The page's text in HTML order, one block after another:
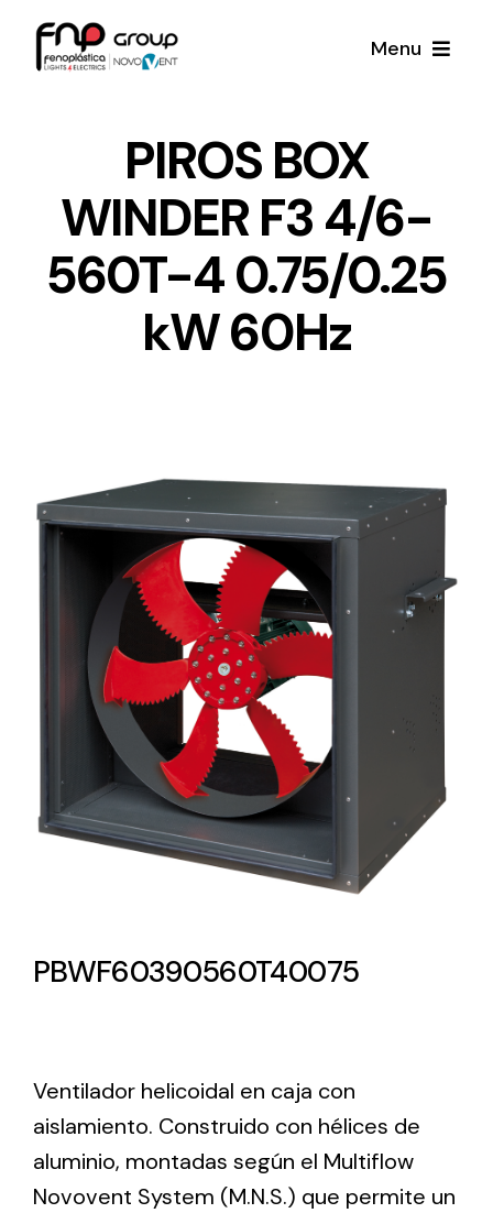
Menu
Iluminación y Material Eléctrico
Lighting and Electrical
Equipment
Complete solutions in lighting and electrical
material for each project and need
Ventilación
Amplia gama de ventiladores y equipos de
The incorporation of Novovent into the group
meant a greater offer of ventilation products for
Noticias
Proyectos
Sobre Nosotros
PIROS BOX
WINDER F3 4/6-
560T-4 0.75/0.25
kW 60Hz
PBWF60390560T40075
Ventilador helicoidal en caja con
aislamiento. Construido con hélices de
aluminio, montadas según el Multiflow
Novovent System (M.N.S.) que permite un